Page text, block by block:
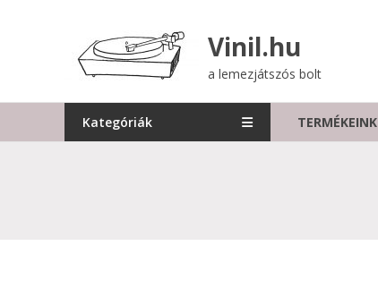
Vinil.hu
a lemezjátszós bolt
Kategóriák TERMÉKEINK